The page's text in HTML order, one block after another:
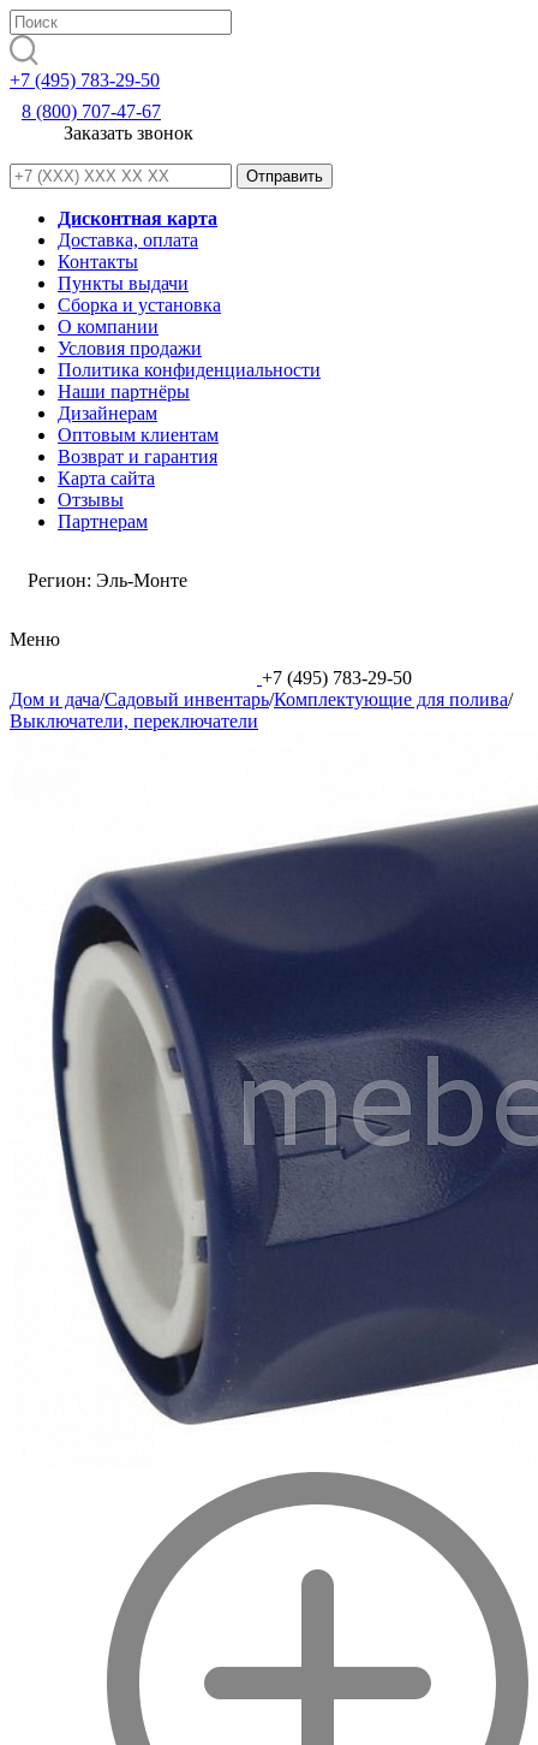
+7 (495) 783-29-50
8 (800) 707-47-67
Заказать звонок
Дисконтная карта
Доставка, оплата
Контакты
Пункты выдачи
Сборка и установка
О компании
Условия продажи
Политика конфиденциальности
Наши партнёры
Дизайнерам
Оптовым клиентам
Возврат и гарантия
Карта сайта
Отзывы
Партнерам
Регион: Эль-Монте
Меню
+7 (495) 783-29-50
Дом и дача/Садовый инвентарь/Комплектующие для полива/
Выключатели, переключатели